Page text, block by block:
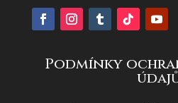
Podmínky